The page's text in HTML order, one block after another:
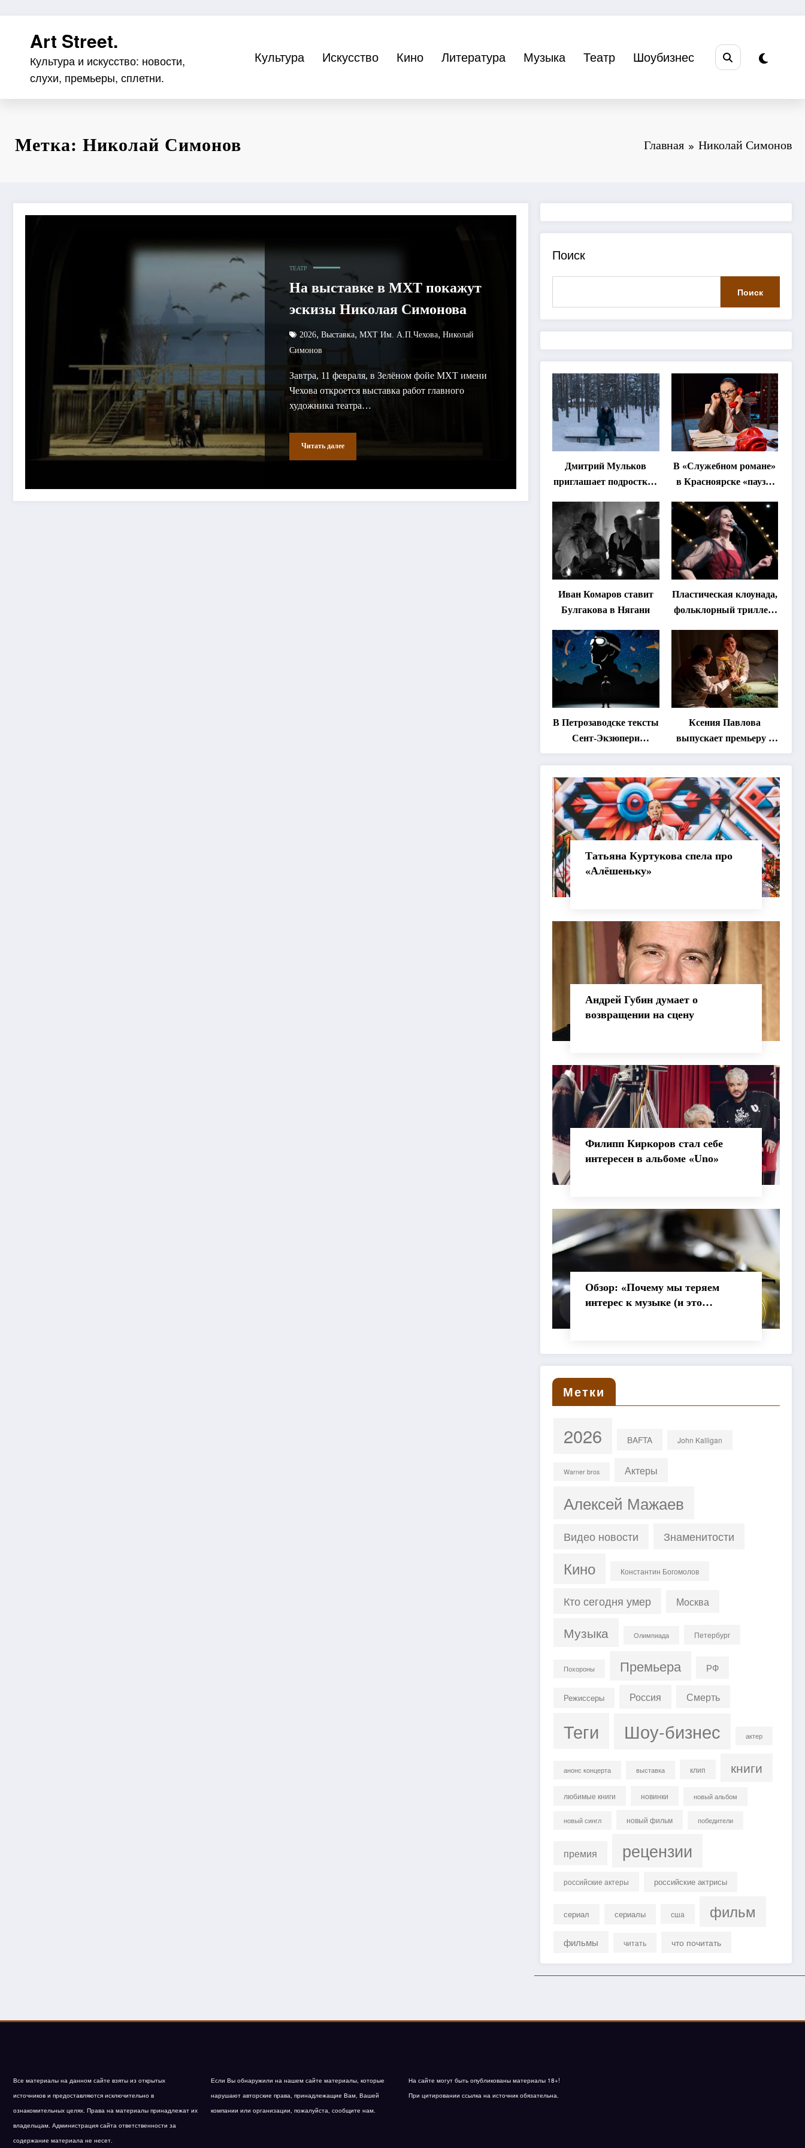
содержимомуArt Street.
Культура и искусство: новости,
слухи, премьеры, сплетни.
Культура Искусство Кино Литература Музыка Театр Шоубизнес
Метка: Николай Симонов Главная Николай Симонов
ТЕАТР
На выставке в МХТ покажут
эскизы Николая Симонова
2026, Выставка, МХТ Им. А.П.Чехова, Николай
Симонов
Завтра, 11 февраля, в Зелёном фойе МХТ имени
Чехова откроется выставка работ главного
художника театра…
Читать далее
Поиск
Поиск
Дмитрий Мульков
приглашает подростков
«спектакль-
солостальгию»
В «Служебном романе»
в Красноярске «паузы
Иван Комаров ставит
Булгакова в Нягани
Пластическая клоунада,
фольклорный триллер,
Что покажут на втором
этапе фестиваля
«Монокль»
В Петрозаводске тексты
Сент-Экзюпери
переведут на язык
хореографии
Ксения Павлова
выпускает премьеру о
дружбе сурка и
Татьяна Куртукова спела про
«Алёшеньку»
Андрей Губин думает о
возвращении на сцену
Филипп Киркоров стал себе
интересен в альбоме «Uno»
Обзор: «Почему мы теряем
интерес к музыке (и это
Метки
2026 BAFTA John Kalligan
Warner bros Актеры
Алексей Мажаев
Видео новости Знаменитости
Кино Константин Богомолов
Кто сегодня умер Москва
Музыка Олимпиада Петербург
Похороны Премьера РФ
Режиссеры Россия Смерть
Теги Шоу-бизнес актер
анонс концерта выставка клип книги
любимые книги новинки новый альбом
новый сингл новый фильм победители
премия рецензии
российские актеры российские актрисы
сериал сериалы сша фильм
фильмы читать что почитать
Все материалы на данном сайте взяты из открытых
источников и предоставляются исключительно в
ознакомительных целях. Права на материалы принадлежат их
владельцам. Администрация сайта ответственности за
содержание материала не несет.
Если Вы обнаружили на нашем сайте материалы, которые
нарушают авторские права, принадлежащие Вам, Вашей
компании или организации, пожалуйста, сообщите нам.
На сайте могут быть опубликованы материалы 18+!
При цитировании ссылка на источник обязательна.